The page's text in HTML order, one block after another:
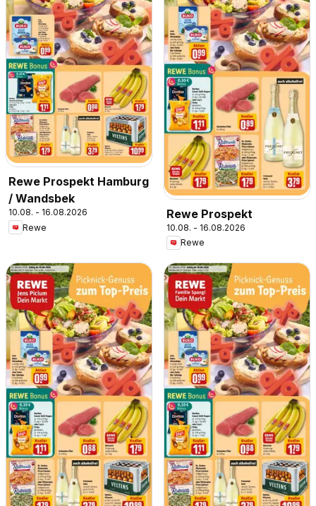
Rewe Prospekt Hamburg
/ Wandsbek
10.08. - 16.08.2026
Rewe
Rewe Prospekt
10.08. - 16.08.2026
Rewe